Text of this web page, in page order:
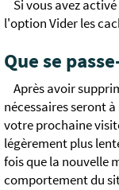
Si vous avez
l'option Vider les
Que se
Après avoir
nécessaires seront
votre prochaine
légèrement plus
fois que la nouvelle
comportement du